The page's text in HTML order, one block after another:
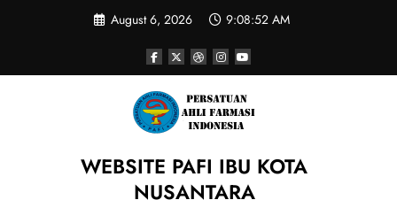
August 6, 2026 9:08:52 AM
WEBSITE PAFI IBU KOTA
NUSANTARA